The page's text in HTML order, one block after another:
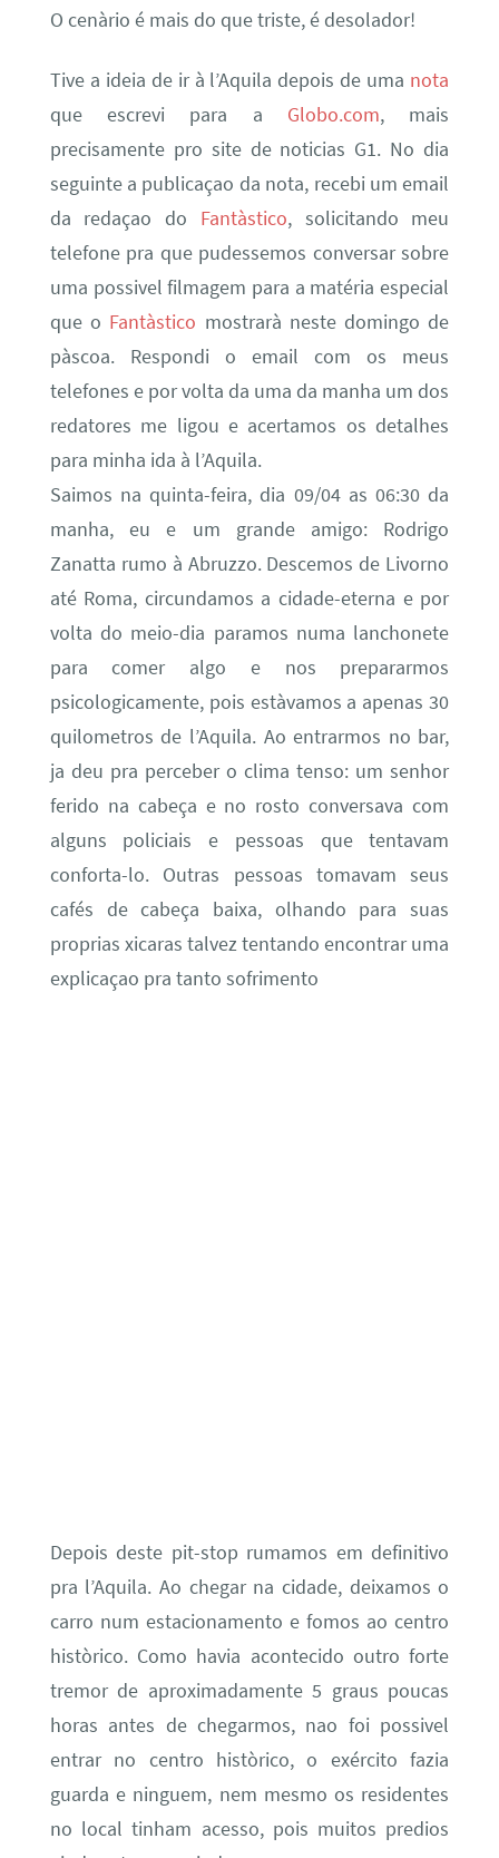
O cenàrio é mais do que triste, é desolador!
Tive a ideia de ir à l’Aquila depois de uma nota
que escrevi para a Globo.com, mais
precisamente pro site de noticias G1. No dia
seguinte a publicaçao da nota, recebi um email
da redaçao do Fantàstico, solicitando meu
telefone pra que pudessemos conversar sobre
uma possivel filmagem para a matéria especial
que o Fantàstico mostrarà neste domingo de
pàscoa. Respondi o email com os meus
telefones e por volta da uma da manha um dos
redatores me ligou e acertamos os detalhes
para minha ida à l’Aquila.
Saimos na quinta-feira, dia 09/04 as 06:30 da
manha, eu e um grande amigo: Rodrigo
Zanatta rumo à Abruzzo. Descemos de Livorno
até Roma, circundamos a cidade-eterna e por
volta do meio-dia paramos numa lanchonete
para comer algo e nos prepararmos
psicologicamente, pois estàvamos a apenas 30
quilometros de l’Aquila. Ao entrarmos no bar,
ja deu pra perceber o clima tenso: um senhor
ferido na cabeça e no rosto conversava com
alguns policiais e pessoas que tentavam
conforta-lo. Outras pessoas tomavam seus
cafés de cabeça baixa, olhando para suas
proprias xicaras talvez tentando encontrar uma
explicaçao pra tanto sofrimento
Depois deste pit-stop rumamos em definitivo
pra l’Aquila. Ao chegar na cidade, deixamos o
carro num estacionamento e fomos ao centro
històrico. Como havia acontecido outro forte
tremor de aproximadamente 5 graus poucas
horas antes de chegarmos, nao foi possivel
entrar no centro històrico, o exército fazia
guarda e ninguem, nem mesmo os residentes
no local tinham acesso, pois muitos predios